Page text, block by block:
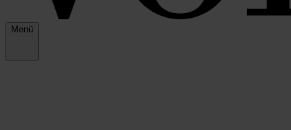
Menü